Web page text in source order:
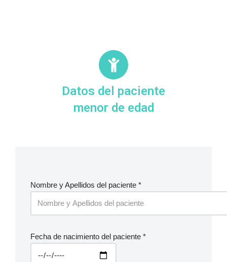
Datos del paciente
menor de edad
Nombre y Apellidos del paciente *
Fecha de nacimiento del paciente *